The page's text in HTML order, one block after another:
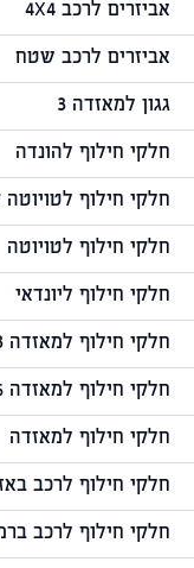
אביזרים לרכב 4X4
אביזרים לרכב שטח
גגון למאזדה 3
חלקי חילוף להונדה
חלקי חילוף לטויוטה
חלקי חילוף לטויוטה
חלקי חילוף ליונדאי
חלקי חילוף למאזדה 3
חלקי חילוף למאזדה 6
חלקי חילוף למאזדה
חלקי חילוף לרכב
חלקי חילוף לרכב